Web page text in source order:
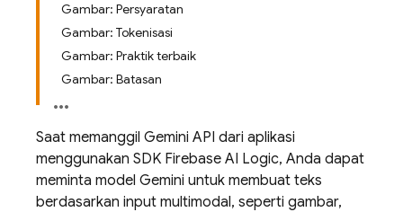
Gambar: Persyaratan
Gambar: Tokenisasi
Gambar: Praktik terbaik
Gambar: Batasan
Saat memanggil Gemini API dari aplikasi
menggunakan SDK Firebase AI Logic, Anda dapat
meminta model Gemini untuk membuat teks
berdasarkan input multimodal, seperti gambar,